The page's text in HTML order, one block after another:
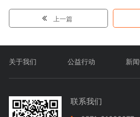
上一篇
关于我们 公益行动 新
联系我们